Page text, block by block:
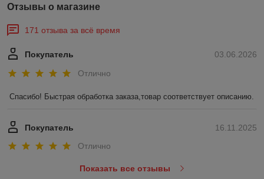
Отзывы о магазине
171 отзыва за всё время
03.06.2026
Покупатель
Отлично
Спасибо! Быстрая обработка заказа,товар соответствует описанию.
16.11.2025
Покупатель
Отлично
Показать все отзывы